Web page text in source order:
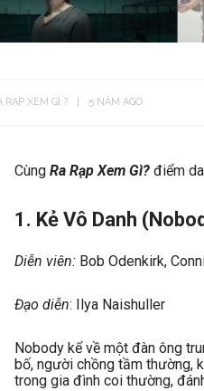
RẠP XEM GÌ ? 5 NĂM AGO
Cùng Ra Rạp Xem Gì? điểm
1. Kẻ Vô Danh (
Diễn viên: Bob Odenkirk,
Đạo diễn: Ilya Naishuller
Nobody kể về một đàn ông
bố, người chồng tầm thường,
trong gia đình coi thường,